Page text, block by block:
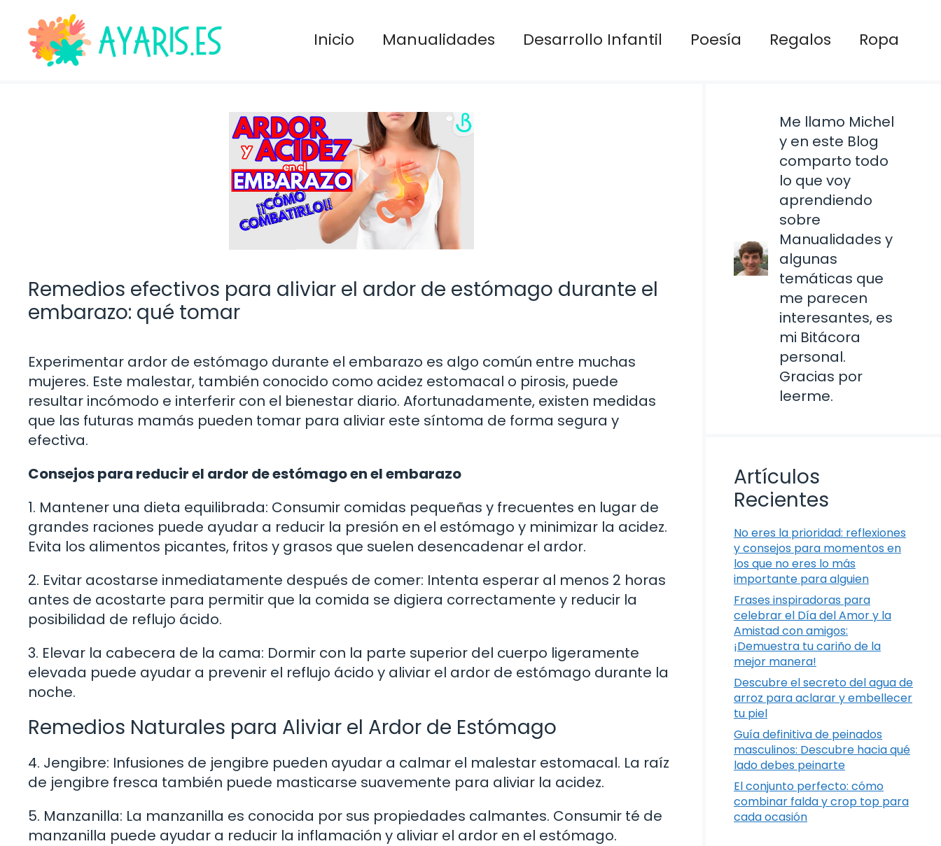
contenido
Inicio Manualidades Desarrollo Infantil Poesía Regalos Ropa
Remedios efectivos para aliviar el ardor de estómago durante el
embarazo: qué tomar
Experimentar ardor de estómago durante el embarazo es algo común entre muchas
mujeres. Este malestar, también conocido como acidez estomacal o pirosis, puede
resultar incómodo e interferir con el bienestar diario. Afortunadamente, existen medidas
que las futuras mamás pueden tomar para aliviar este síntoma de forma segura y
efectiva.
Consejos para reducir el ardor de estómago en el embarazo
1. Mantener una dieta equilibrada: Consumir comidas pequeñas y frecuentes en lugar de
grandes raciones puede ayudar a reducir la presión en el estómago y minimizar la acidez.
Evita los alimentos picantes, fritos y grasos que suelen desencadenar el ardor.
2. Evitar acostarse inmediatamente después de comer: Intenta esperar al menos 2 horas
antes de acostarte para permitir que la comida se digiera correctamente y reducir la
posibilidad de reflujo ácido.
3. Elevar la cabecera de la cama: Dormir con la parte superior del cuerpo ligeramente
elevada puede ayudar a prevenir el reflujo ácido y aliviar el ardor de estómago durante la
noche.
Remedios Naturales para Aliviar el Ardor de Estómago
4. Jengibre: Infusiones de jengibre pueden ayudar a calmar el malestar estomacal. La raíz
de jengibre fresca también puede masticarse suavemente para aliviar la acidez.
5. Manzanilla: La manzanilla es conocida por sus propiedades calmantes. Consumir té de
manzanilla puede ayudar a reducir la inflamación y aliviar el ardor en el estómago.
Me llamo Michel
y en este Blog
comparto todo
lo que voy
aprendiendo
sobre
Manualidades y
algunas
temáticas que
me parecen
interesantes, es
mi Bitácora
personal.
Gracias por
leerme.
Artículos
Recientes
No eres la prioridad: reflexiones
y consejos para momentos en
los que no eres lo más
importante para alguien
Frases inspiradoras para
celebrar el Día del Amor y la
Amistad con amigos:
¡Demuestra tu cariño de la
mejor manera!
Descubre el secreto del agua de
arroz para aclarar y embellecer
tu piel
Guía definitiva de peinados
masculinos: Descubre hacia qué
lado debes peinarte
El conjunto perfecto: cómo
combinar falda y crop top para
cada ocasión